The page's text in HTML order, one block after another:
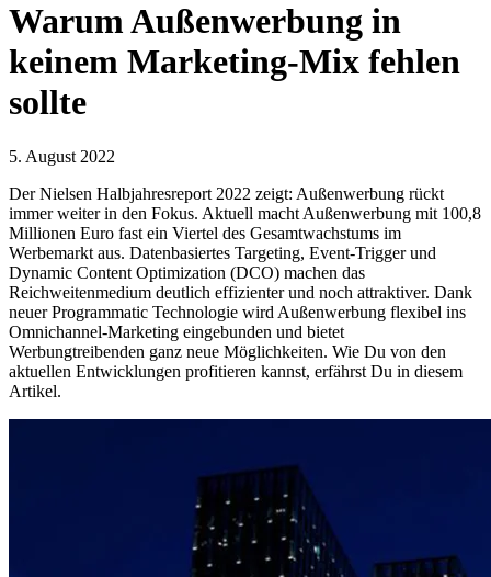
Warum Außenwerbung in
keinem Marketing-Mix fehlen
sollte
5. August 2022
Der Nielsen Halbjahresreport 2022 zeigt: Außenwerbung rückt
immer weiter in den Fokus. Aktuell macht Außenwerbung mit 100,8
Millionen Euro fast ein Viertel des Gesamtwachstums im
Werbemarkt aus. Datenbasiertes Targeting, Event-Trigger und
Dynamic Content Optimization (DCO) machen das
Reichweitenmedium deutlich effizienter und noch attraktiver. Dank
neuer Programmatic Technologie wird Außenwerbung flexibel ins
Omnichannel-Marketing eingebunden und bietet
Werbungtreibenden ganz neue Möglichkeiten. Wie Du von den
aktuellen Entwicklungen profitieren kannst, erfährst Du in diesem
Artikel.